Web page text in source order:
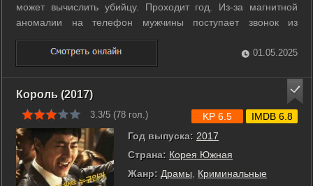
может вычислить убийцу. Проходит год. Из-за магнитной
аномалии на телефон мужчины поступает звонок из
прошлого от жены. Это происходит за некоторое время до
убийства годичной давности. Теперь он будет пытаться
всеми силами предотвратить ...
01.05.2025
Король (2017)
3.3/5 (78 гол.)
Год выпуска: 2017
Страна: Корея Южная
Жанр: Драмы
Криминальные
KP 6.5 IMDB 6.8